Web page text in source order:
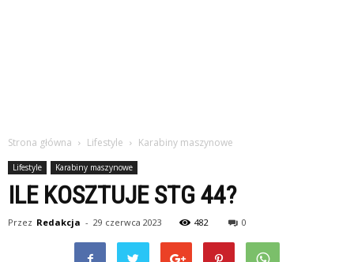
Strona główna Lifestyle Karabiny maszynowe
Lifestyle Karabiny maszynowe
ILE KOSZTUJE STG 44?
Przez Redakcja - 29 czerwca 2023 482 0